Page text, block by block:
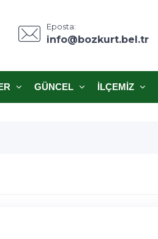
Eposta:
info@bozkurt.bel.tr
GÜNCEL İLÇEMIZ